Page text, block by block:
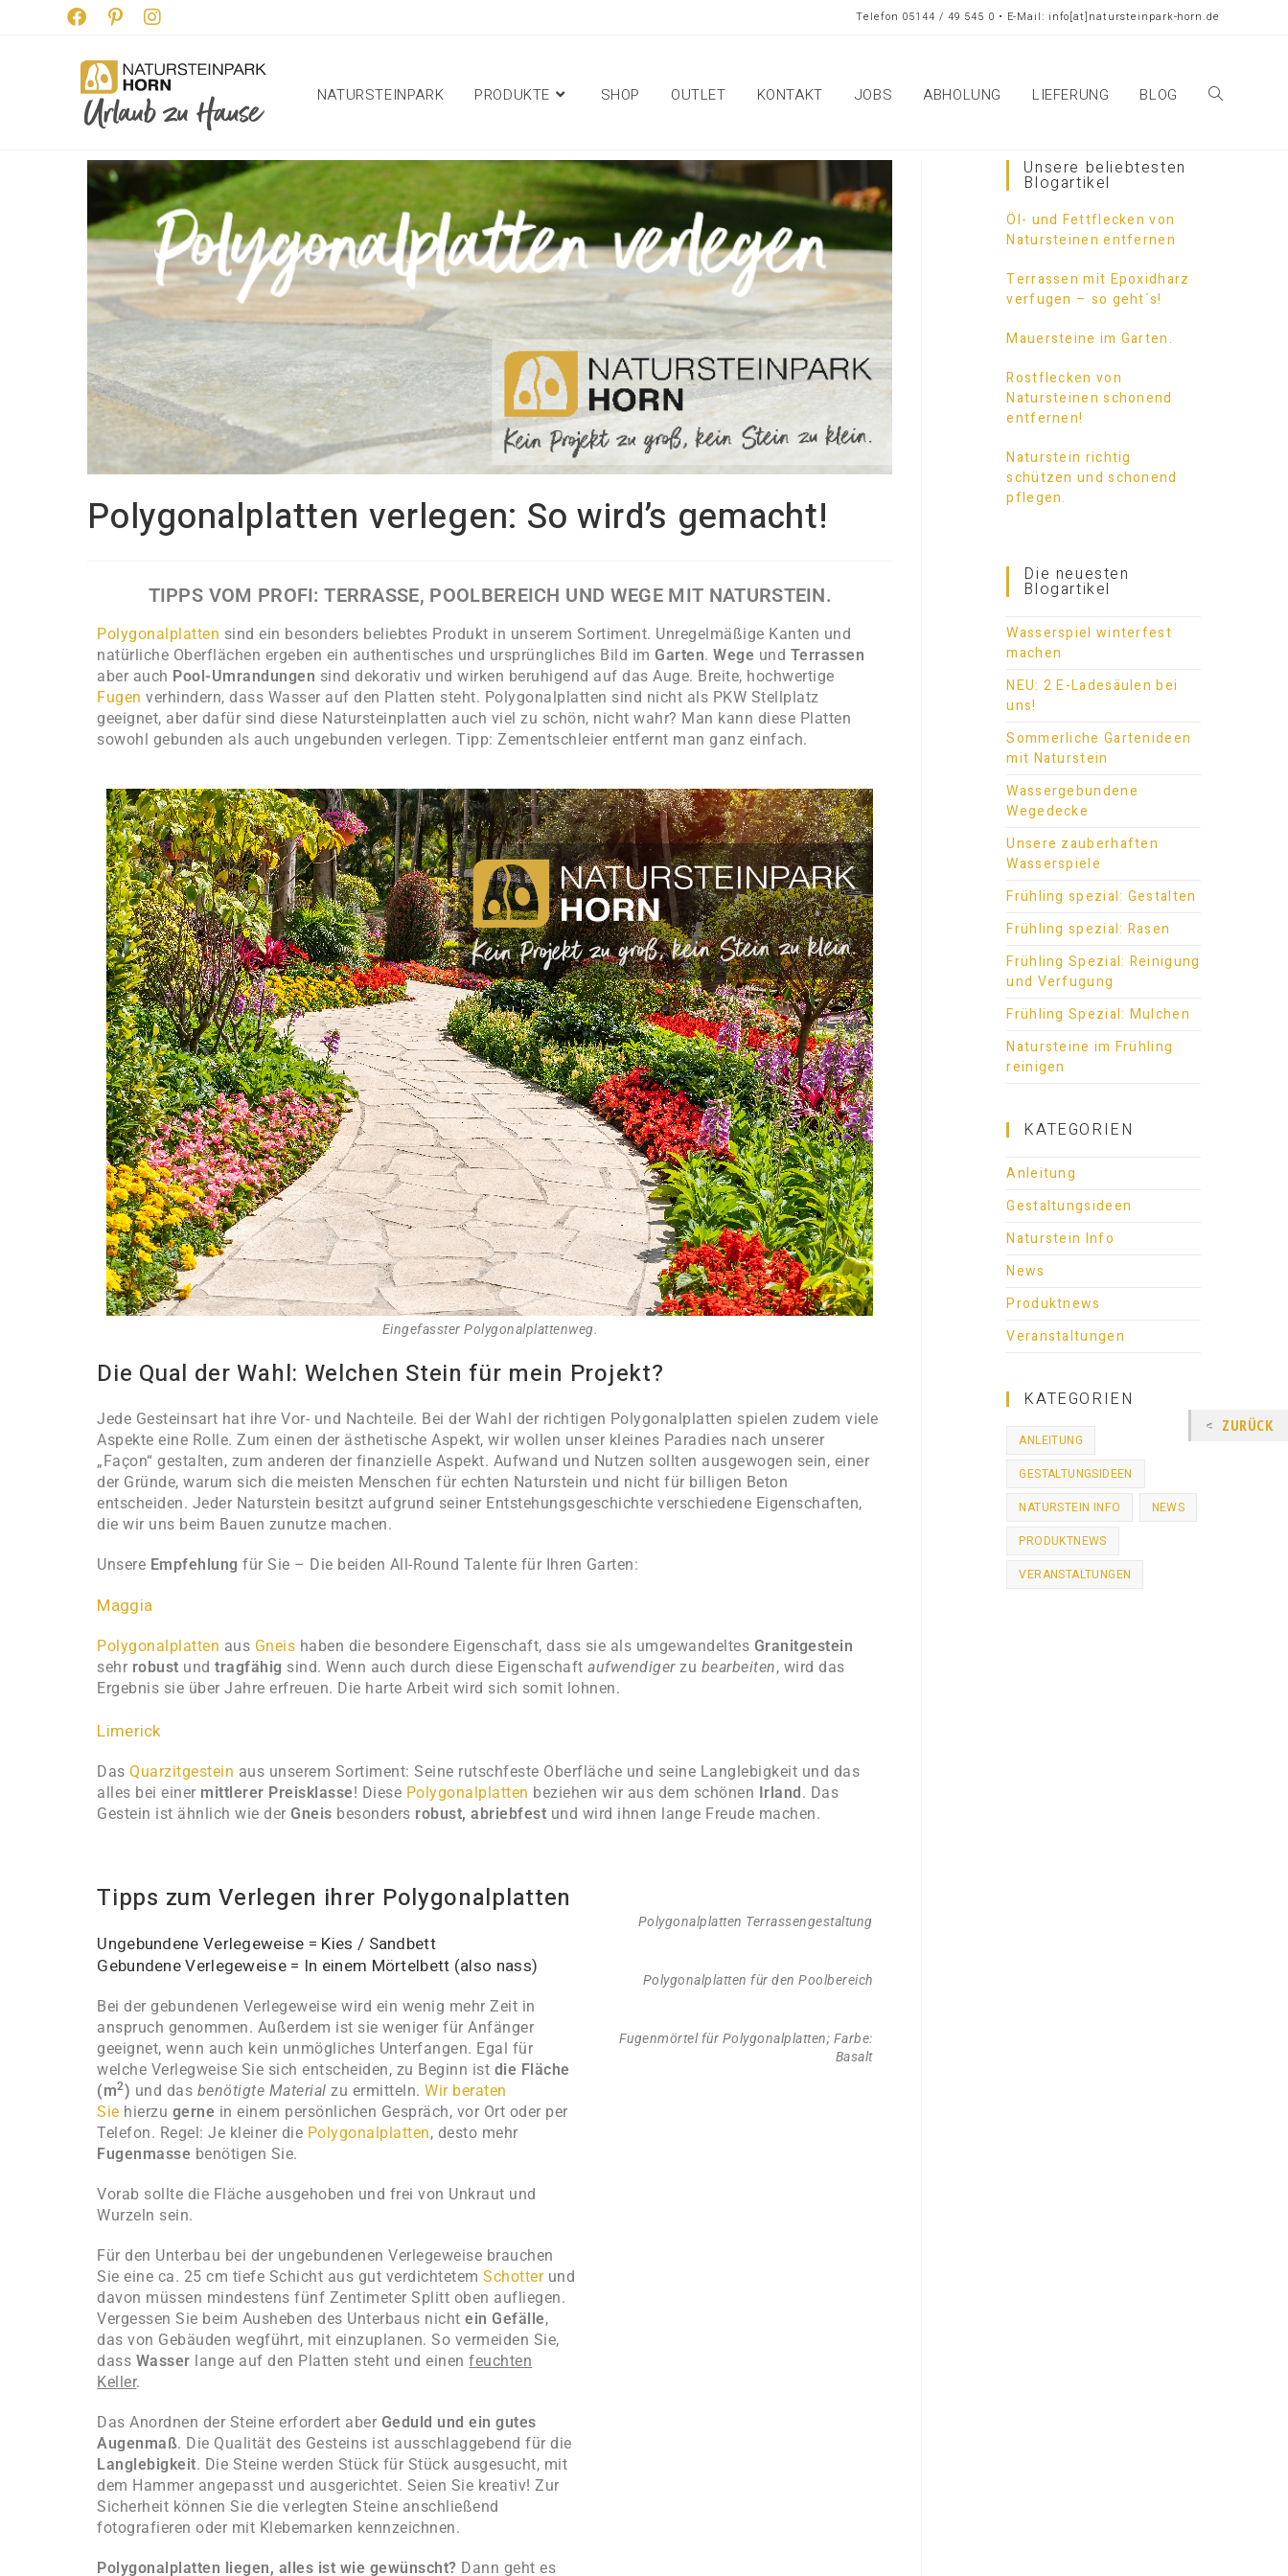
Telefon 05144 / 49 545 0 • E-Mail: info[at]natursteinpark-horn.de
NATURSTEINPARK PRODUKTE SHOP OUTLET KONTAKT JOBS ABHOLUNG LIEFERUNG BLOG
Polygonalplatten verlegen: So wird’s gemacht!
TIPPS VOM PROFI: TERRASSE, POOLBEREICH UND WEGE MIT NATURSTEIN.
Polygonalplatten sind ein besonders beliebtes Produkt in unserem Sortiment. Unregelmäßige Kanten und
natürliche Oberflächen ergeben ein authentisches und ursprüngliches Bild imGarten.Wege und Terrassen
aber auch Pool-Umrandungen sind dekorativ und wirken beruhigend auf das Auge. Breite, hochwertige
Fugen verhindern, dass Wasser auf den Platten steht. Polygonalplatten sind nicht als PKW Stellplatz
geeignet, aber dafür sind diese Natursteinplatten auch viel zu schön, nicht wahr? Man kann diese Platten
sowohl gebunden als auch ungebunden verlegen. Tipp: Zementschleier entfernt man ganz einfach.
Eingefasster Polygonalplattenweg.
Die Qual der Wahl: Welchen Stein für mein Projekt?
Jede Gesteinsart hat ihre Vor- und Nachteile. Bei der Wahl der richtigen Polygonalplatten spielen zudem viele
Aspekte eine Rolle. Zum einen der ästhetische Aspekt, wir wollen unser kleines Paradies nach unserer
„Façon“ gestalten, zum anderen der finanzielle Aspekt. Aufwand und Nutzen sollten ausgewogen sein, einer
der Gründe, warum sich die meisten Menschen für echten Naturstein und nicht für billigen Beton
entscheiden. Jeder Naturstein besitzt aufgrund seiner Entstehungsgeschichte verschiedene Eigenschaften,
die wir uns beim Bauen zunutze machen.
Unsere Empfehlung für Sie – Die beiden All-Round Talente für Ihren Garten:
Maggia
Polygonalplatten aus Gneis haben die besondere Eigenschaft, dass sie als umgewandeltes Granitgestein
sehr robust undtragfähig sind. Wenn auch durch diese Eigenschaftaufwendigerzu bearbeiten, wird das
Ergebnis sie über Jahre erfreuen. Die harte Arbeit wird sich somit lohnen.
Limerick
DasQuarzitgestein aus unserem Sortiment: Seine rutschfeste Oberfläche und seine Langlebigkeit und das
alles bei einer mittlerer Preisklasse! Diese Polygonalplatten beziehen wir aus dem schönen Irland. Das
Gestein ist ähnlich wie derGneis besonders robust, abriebfest und wird ihnen lange Freude machen.
Tipps zum Verlegen ihrer Polygonalplatten
Ungebundene Verlegeweise = Kies / Sandbett
Gebundene Verlegeweise = In einem Mörtelbett (also nass)
Bei der gebundenen Verlegeweise wird ein wenig mehr Zeit in
anspruch genommen. Außerdem ist sie weniger für Anfänger
geeignet, wenn auch kein unmögliches Unterfangen. Egal für
welche Verlegweise Sie sich entscheiden, zu Beginn ist die Fläche
(m2) und das benötigte Material zu ermitteln.Wir beraten
Sie hierzu gerne in einem persönlichen Gespräch, vor Ort oder per
Telefon. Regel: Je kleiner die Polygonalplatten, desto mehr
Fugenmasse benötigen Sie.
Vorab sollte die Fläche ausgehoben und frei von Unkraut und
Wurzeln sein.
Für den Unterbau bei der ungebundenen Verlegeweise brauchen
Sie eine ca. 25 cm tiefe Schicht aus gut verdichtetemSchotterund
davon müssen mindestens fünf ZentimeterSplitt oben aufliegen.
Vergessen Sie beim Ausheben des Unterbaus nichtein Gefälle,
das von Gebäuden wegführt, mit einzuplanen. So vermeiden Sie,
dass Wasser lange auf den Platten steht und einenfeuchten
Keller.
Das Anordnen der Steine erfordert aber Geduld und ein gutes
Augenmaß. Die Qualität des Gesteins ist ausschlaggebend für die
Langlebigkeit. Die Steine werden Stück für Stück ausgesucht, mit
dem Hammer angepasst und ausgerichtet. Seien Sie kreativ! Zur
Sicherheit können Sie die verlegten Steine anschließend
fotografieren oder mit Klebemarken kennzeichnen.
Polygonalplatten liegen, alles ist wie gewünscht? Dann geht es
Polygonalplatten Terrassengestaltung
Polygonalplatten für den Poolbereich
Fugenmörtel für Polygonalplatten; Farbe:
Basalt
Unsere beliebtesten
Blogartikel
Öl- und Fettflecken von
Natursteinen entfernen
Terrassen mit Epoxidharz
verfugen – so geht´s!
Mauersteine im Garten.
Rostflecken von
Natursteinen schonend
entfernen!
Naturstein richtig
schützen und schonend
pflegen.
Die neuesten
Blogartikel
Wasserspiel winterfest
machen
NEU: 2 E-Ladesäulen bei
uns!
Sommerliche Gartenideen
mit Naturstein
Wassergebundene
Wegedecke
Unsere zauberhaften
Wasserspiele
Frühling spezial: Gestalten
Frühling spezial: Rasen
Frühling Spezial: Reinigung
und Verfugung
Frühling Spezial: Mulchen
Natursteine im Frühling
reinigen
KATEGORIEN
Anleitung
Gestaltungsideen
Naturstein Info
News
Produktnews
Veranstaltungen
KATEGORIEN
ANLEITUNG
GESTALTUNGSIDEEN
NATURSTEIN INFO
NEWS
PRODUKTNEWS
VERANSTALTUNGEN
ZURÜCK